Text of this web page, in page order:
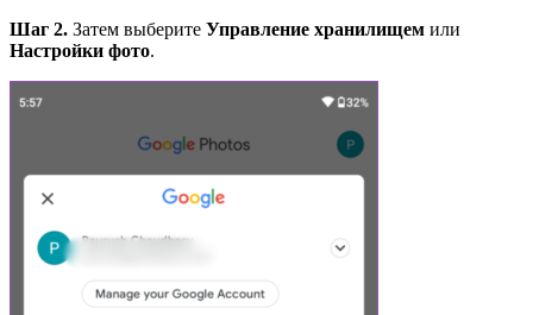
Шаг 2. Затем выберите Управление хранилищем или
Настройки фото.